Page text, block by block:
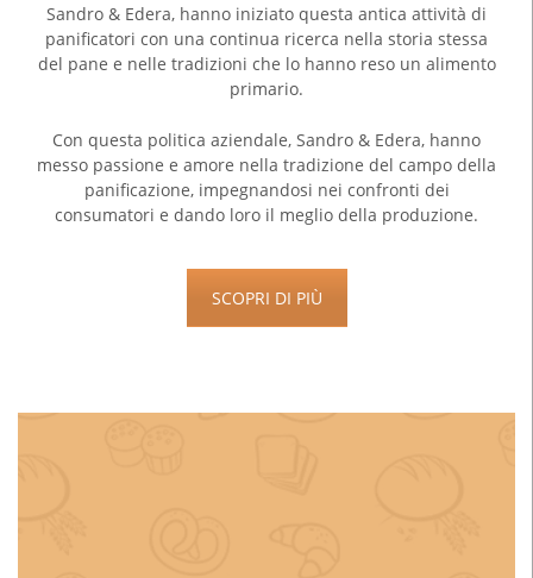
Sandro & Edera, hanno iniziato questa antica attività di
panificatori con una continua ricerca nella storia stessa
del pane e nelle tradizioni che lo hanno reso un alimento
primario.
Con questa politica aziendale, Sandro & Edera, hanno
messo passione e amore nella tradizione del campo della
panificazione, impegnandosi nei confronti dei
consumatori e dando loro il meglio della produzione.
SCOPRI DI PIÙ